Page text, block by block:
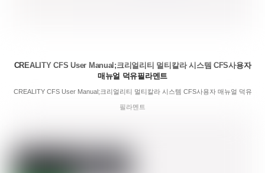
CREALITY CFS User Manual;크리얼리티 멀티칼라 시스템 CFS사용자
매뉴얼 덕유필라멘트
CREALITY CFS User Manual;크리얼리티 멀티칼라 시스템 CFS사용자 매뉴얼 덕유
필라멘트